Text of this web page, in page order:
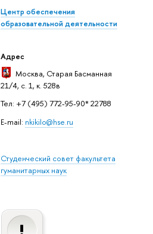
Центр обеспечения
образовательной деятельности
Адрес
Москва, Старая Басманная
21/4, с. 1, к. 528в
Тел: +7 (495) 772-95-90* 22788
E-mail: nkikilo@hse.ru
Студенческий совет факультета
гуманитарных наук